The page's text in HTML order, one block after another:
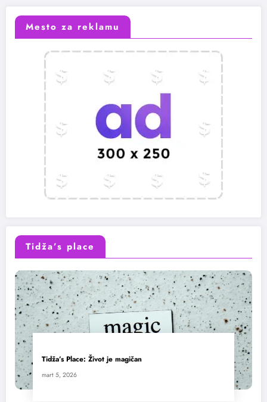
Mesto za reklamu
Tidža’s place
Tidža’s Place: Život je magičan
mart 5, 2026